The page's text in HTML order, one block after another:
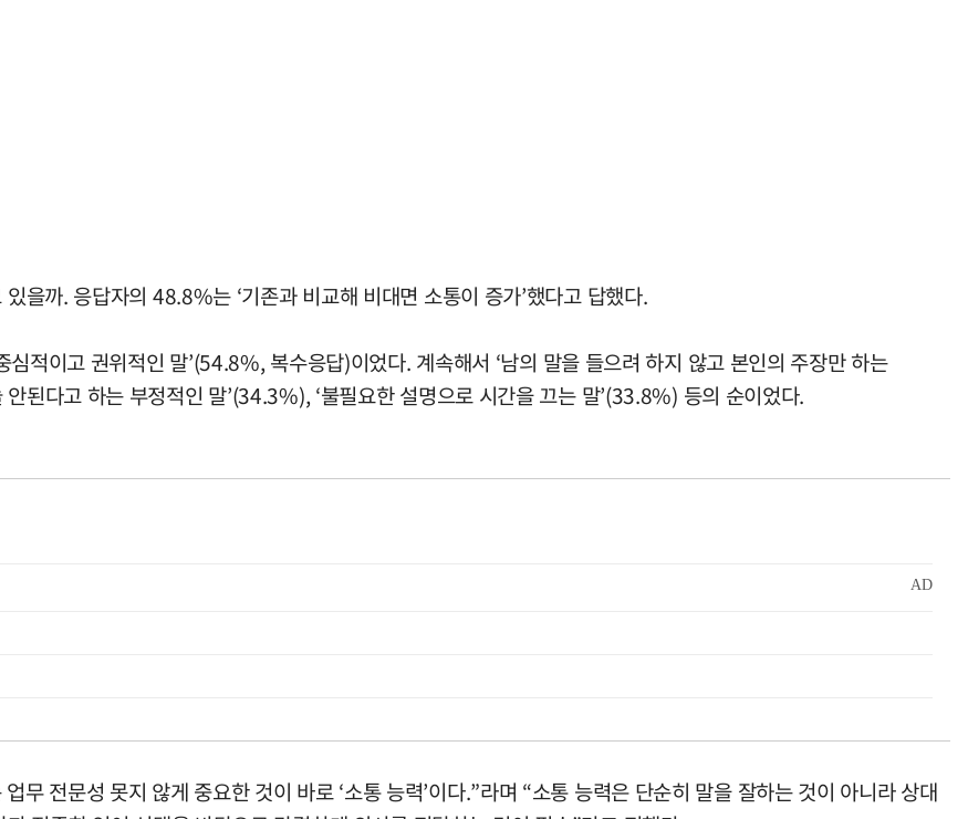
을까. 응답자의 48.8%는 ‘기존과 비교해 비대면 소통이 증가’했다고 답했다.
적이고 권위적인 말’(54.8%, 복수응답)이었다. 계속해서 ‘남의 말을 들으려 하지 않고 본인의 주장만 하는
된다고 하는 부정적인 말’(34.3%), ‘불필요한 설명으로 시간을 끄는 말’(33.8%) 등의 순이었다.
무 전문성 못지 않게 중요한 것이 바로 ‘소통 능력’이다.”라며 “소통 능력은 단순히 말을 잘하는 것이 아니라 상대